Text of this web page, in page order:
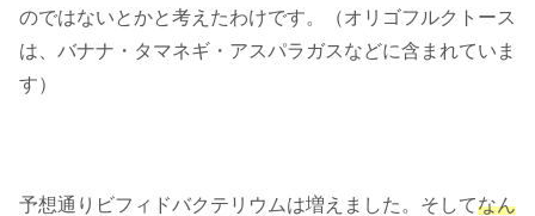
のではないとかと考えたわけです。（オリゴフルクトース
は、バナナ・タマネギ・アスパラガスなどに含まれていま
す）
予想通りビフィドバクテリウムは増えました。そしてなん